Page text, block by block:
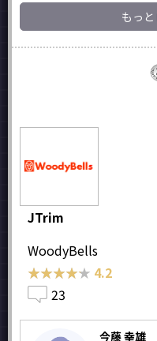
もっ
JTrim
WoodyBells
★★★★★
★★★★★ 4.2
23
今藤 幸雄